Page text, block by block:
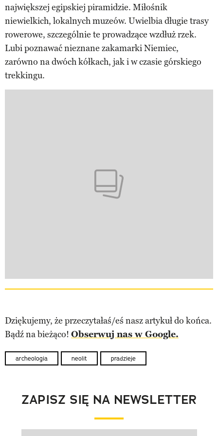
największej egipskiej piramidzie. Miłośnik
niewielkich, lokalnych muzeów. Uwielbia długie trasy
rowerowe, szczególnie te prowadzące wzdłuż rzek.
Lubi poznawać nieznane zakamarki Niemiec,
zarówno na dwóch kółkach, jak i w czasie górskiego
trekkingu.
Dziękujemy, że przeczytałaś/eś nasz artykuł do końca.
Bądź na bieżąco! Obserwuj nas w Google.
archeologia neolit pradzieje
ZAPISZ SIĘ NA NEWSLETTER